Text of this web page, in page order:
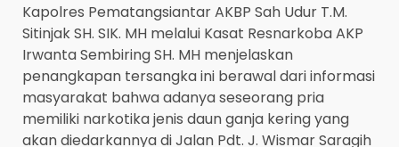
Kapolres Pematangsiantar AKBP Sah Udur T.M.
Sitinjak SH. SIK. MH melalui Kasat Resnarkoba AKP
Irwanta Sembiring SH. MH menjelaskan
penangkapan tersangka ini berawal dari informasi
masyarakat bahwa adanya seseorang pria
memiliki narkotika jenis daun ganja kering yang
akan diedarkannya di Jalan Pdt. J. Wismar Saragih